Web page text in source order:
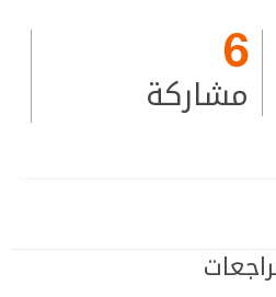
6
مشاركة